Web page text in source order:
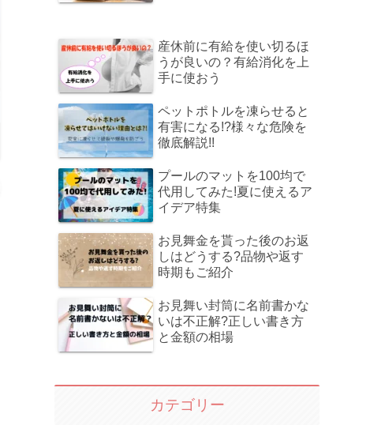
産休前に有給を使い切るほ
うが良いの？有給消化を上
手に使おう
ペットポトルを凍らせると
有害になる!?様々な危険を
徹底解説!!
プールのマットを100均で
代用してみた!夏に使えるア
イデア特集
お見舞金を貰った後のお返
しはどうする?品物や返す
時期もご紹介
お見舞い封筒に名前書かな
いは不正解?正しい書き方
と金額の相場
カテゴリー